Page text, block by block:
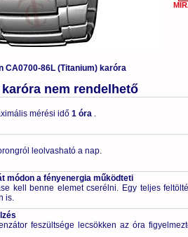
CA0700-86L (Titanium) karóra
karóra nem rendelhető
mérési idő 1 óra .
leolvasható a nap.
módon a fényenergia működteti
kell benne elemet cserélni. Egy teljes
is.
feszültsége lecsökken az óra